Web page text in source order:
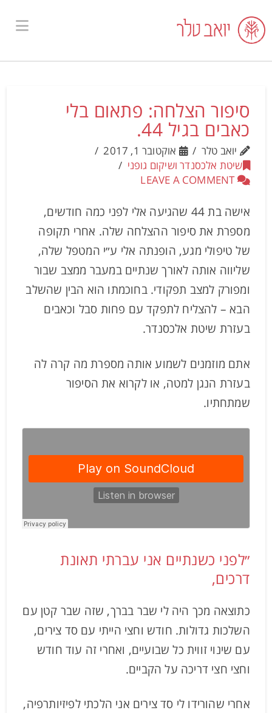
סיפור הצלחה: פתאום בלי
כאבים בגיל 44.
יואב טלר
אוקטובר 1, 2017
שיטת אלכסנדר ושיקום גופני
LEAVE A COMMENT
אישה בת 44 שהגיעה אלי לפני כמה חודשים,
מספרת את סיפור ההצלחה שלה. אחרי תקופה
של טיפולי מגע, הופנתה אלי ע״י המטפל שלה,
שליווה אותה לאורך שנתיים במעבר ממצב שבור
ומפורק למצב תפקודי. בחוכמתו הוא הבין שהשלב
הבא – להצליח לתפקד עם פחות סבל וכאבים
בעזרת שיטת אלכסנדר.
אתם מוזמנים לשמוע אותה מספרת מה קרה לה
בעזרת הנגן למטה, או לקרוא את הסיפור
שמתחתיו.
״לפני כשנתיים אני עברתי תאונת
דרכים,
כתוצאה מכך היה לי שבר בברך, שזה שבר קטן עם
השלכות גדולות. חודש וחצי הייתי עם סד צירים,
עם שינוי זווית כל שבועיים, ואחרי זה עוד חודש
וחצי חצי דריכה על הקביים.
אחרי שהורידו לי סד צירים אני הלכתי לפיזיותרפיה,